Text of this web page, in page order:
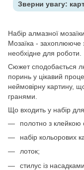
Зверни увагу:
Набір алмазної
Мозаїка - захоплююче
необхідне для роботи.
Сюжет сподобається
поринь у цікавий
неймовірну картину,
гранями.
Що входить у набір
полотно з клейкою
набір кольорових
лоток;
стилус із